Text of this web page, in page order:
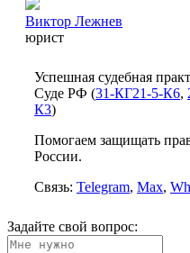
Виктор Лежнев
юрист
Успешная судебная
Суде РФ (31-КГ21-5-К6,
К3)
Помогаем защищать
России.
Связь: Telegram, Max,
Задайте свой вопрос: